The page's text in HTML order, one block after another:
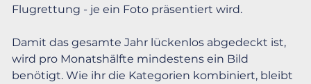
Flugrettung - je ein Foto präsentiert wird.
Damit das gesamte Jahr lückenlos abgedeckt ist,
wird pro Monatshälfte mindestens ein Bild
benötigt. Wie ihr die Kategorien kombiniert, bleibt